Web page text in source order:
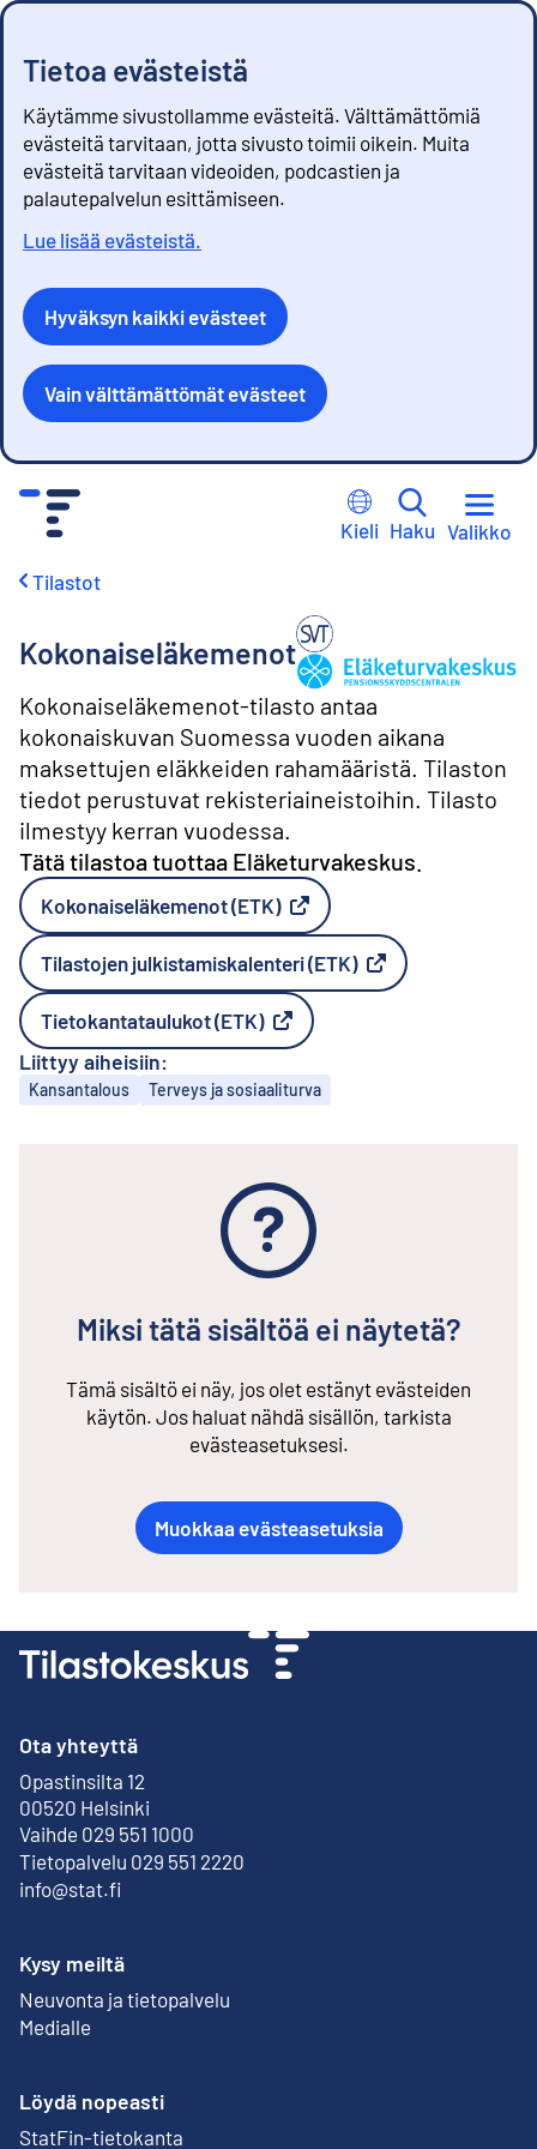
Tietoa evästeistä
Käytämme sivustollamme evästeitä. Välttämättömiä
evästeitä tarvitaan, jotta sivusto toimii oikein. Muita
evästeitä tarvitaan videoiden, podcastien ja
palautepalvelun esittämiseen.
Lue lisää evästeistä.
Hyväksyn kaikki evästeet
Vain välttämättömät evästeet
Kieli Haku Valikko
Tilastot
KokonaiseläkemenotTuottaja: Eläketurvakeskus
Kokonaiseläkemenot-tilasto antaa
kokonaiskuvan Suomessa vuoden aikana
maksettujen eläkkeiden rahamääristä. Tilaston
tiedot perustuvat rekisteriaineistoihin. Tilasto
ilmestyy kerran vuodessa.
Tätä tilastoa tuottaa Eläketurvakeskus.
Kokonaiseläkemenot (ETK)
Ulkoinen linkki
Tilastojen julkistamiskalenteri (ETK)
Ulkoinen linkki
Tietokantataulukot (ETK)
Ulkoinen linkki
Liittyy aiheisiin:
Aiheet
Kansantalous Terveys ja sosiaaliturva
Miksi tätä sisältöä ei näytetä?
Tämä sisältö ei näy, jos olet estänyt evästeiden
käytön. Jos haluat nähdä sisällön, tarkista
evästeasetuksesi.
Muokkaa evästeasetuksia
Ota yhteyttä
Opastinsilta 12
00520 Helsinki
Ulkoinen linkki
Vaihde 029 551 1000
Tietopalvelu 029 551 2220
info@stat.fi
Kysy meiltä
Neuvonta ja tietopalvelu
Medialle
Löydä nopeasti
StatFin-tietokanta